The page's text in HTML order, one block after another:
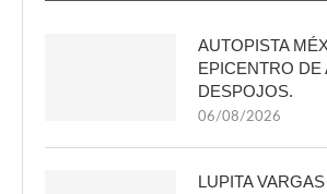
AUTOPISTA
EPICENTRO DE
DESPOJOS.
06/08/2026
LUPITA